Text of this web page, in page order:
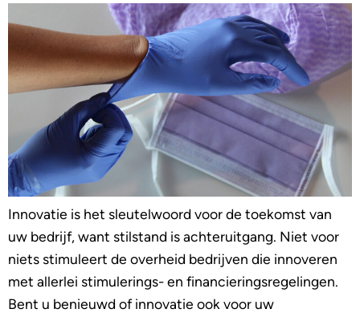
Innovatie is het sleutelwoord voor de toekomst van
uw bedrijf, want stilstand is achteruitgang. Niet voor
niets stimuleert de overheid bedrijven die innoveren
met allerlei stimulerings- en financieringsregelingen.
Bent u benieuwd of innovatie ook voor uw